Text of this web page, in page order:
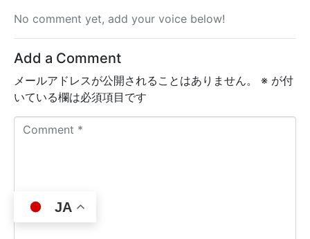
No comment yet, add your voice below!
Add a Comment
メールアドレスが公開されることはありません。 ※ が付
いている欄は必須項目です
e
t
JA